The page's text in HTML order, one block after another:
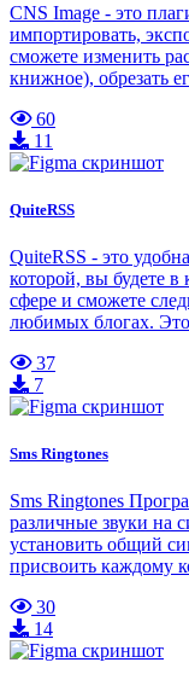
CNS Image - это
импортировать,
сможете изменить
книжное), обрезать
60
11
QuiteRSS
QuiteRSS - это
которой, вы будете в
сфере и сможете
любимых блогах.
37
7
Sms Ringtones
Sms Ringtones
различные звуки
установить общий
присвоить каждому
30
14